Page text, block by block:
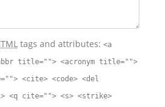
tags and attributes: <a
title=""> <acronym title="">
<cite> <code> <del
<q cite=""> <s> <strike>